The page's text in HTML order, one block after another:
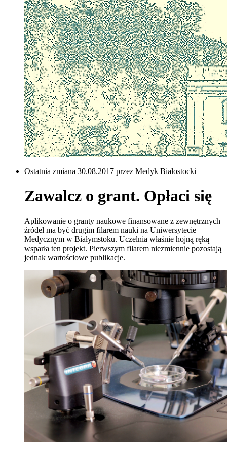
Ostatnia zmiana 30.08.2017 przez Medyk Białostocki
Zawalcz o grant. Opłaci się
Aplikowanie o granty naukowe finansowane z zewnętrznych
źródeł ma być drugim filarem nauki na Uniwersytecie
Medycznym w Białymstoku. Uczelnia właśnie hojną ręką
wsparła ten projekt. Pierwszym filarem niezmiennie pozostają
jednak wartościowe publikacje.